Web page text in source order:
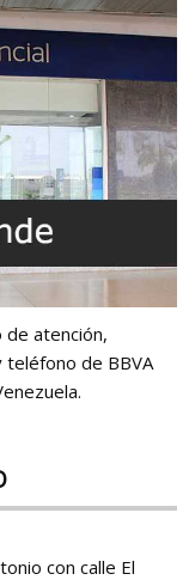
atención,
de BBVA
con calle El